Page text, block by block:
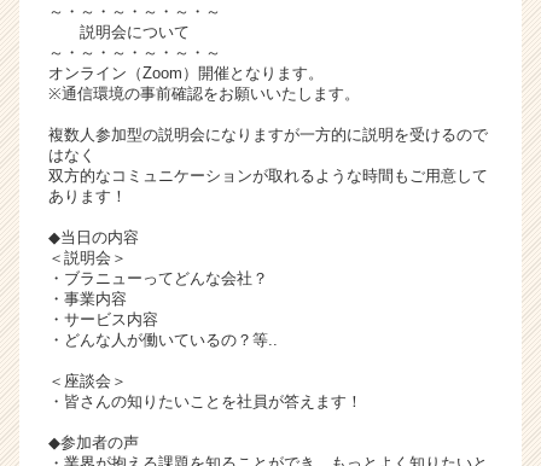
～・～・～・～・～・～
説明会について
～・～・～・～・～・～
オンライン（Zoom）開催となります。
※通信環境の事前確認をお願いいたします。
複数人参加型の説明会になりますが一方的に説明を受けるので
はなく
双方的なコミュニケーションが取れるような時間もご用意して
あります！
◆当日の内容
＜説明会＞
・ブラニューってどんな会社？
・事業内容
・サービス内容
・どんな人が働いているの？等..
＜座談会＞
・皆さんの知りたいことを社員が答えます！
◆参加者の声